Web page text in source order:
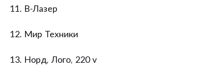
11. В-Лазер
12. Мир Техники
13. Норд, Лого, 220 v